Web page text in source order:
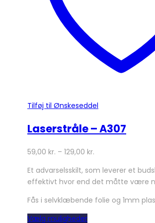
Tilføj til Ønskeseddel
Laserstråle – A307
59,00 kr. – 129,00 kr.
Et advarselsskilt, som leverer et
effektivt hvor end det måtte være
Fås i selvklæbende folie og 1mm
Vælg mulighederDette